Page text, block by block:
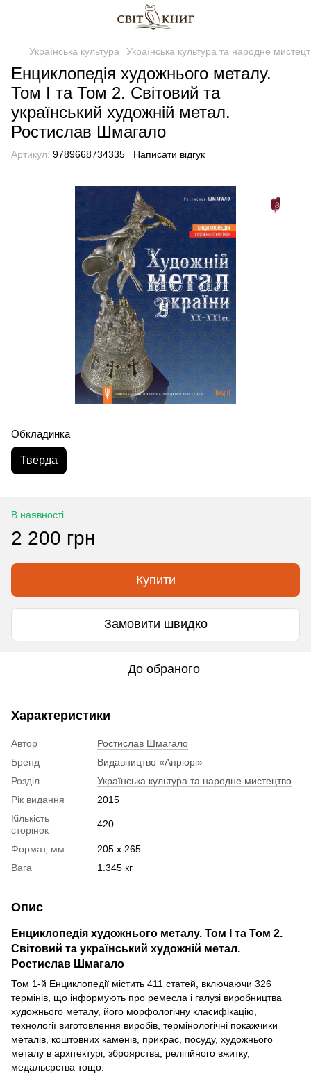
Українська культура Українська культура та народне
Енциклопедія художнього металу.
Том I та Том 2. Світовий та
український художній метал.
Ростислав Шмагало
Артикул: 9789668734335 Написати відгук
Обкладинка
Тверда
В наявності
2 200 грн
Купити
Замовити швидко
До обраного
Характеристики
Автор
Ростислав Шмагало
Бренд
Видавництво «Апріорі»
Розділ
Українська культура та народне мистецтво
Рік видання
2015
Кількість
сторінок
420
Формат, мм
205 x 265
Вага
1.345 кг
Опис
Енциклопедія художнього металу. Том I та Том 2.
Світовий та український художній метал.
Ростислав Шмагало
Том 1-й Енциклопедії містить 411 статей, включаючи 326
термінів, що інформують про ремесла і галузі виробництва
художнього металу, його морфологічну класифікацію,
технології виготовлення виробів, термінологічні покажчики
металів, коштовних каменів, прикрас, посуду, художнього
металу в архітектурі, зброярства, релігійного вжитку,
медальєрства тощо.